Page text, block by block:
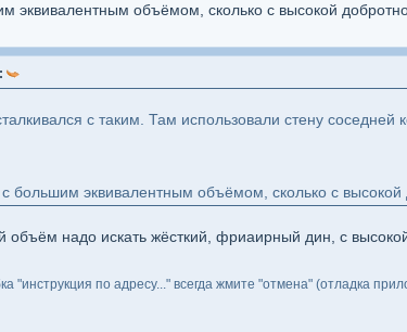
эквивалентным объёмом, сколько с высокой
с таким. Там использовали стену
с большим эквивалентным объёмом, сколько с
объём надо искать жёсткий, фриаирный дин, с
"инструкция по адресу..." всегда жмите "отмена" (отладка